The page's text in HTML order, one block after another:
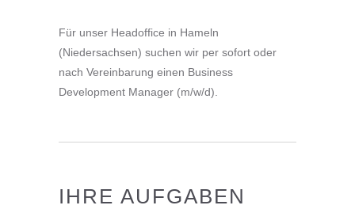
Für unser Headoffice in Hameln
(Niedersachsen) suchen wir per sofort oder
nach Vereinbarung einen Business
Development Manager (m/w/d).
IHRE AUFGABEN